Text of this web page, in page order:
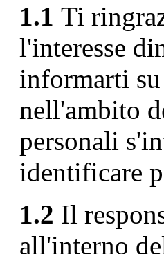
1.1 Ti
l'interesse
informarti
nell'ambito
personali
identificare
1.2 Il
all'interno